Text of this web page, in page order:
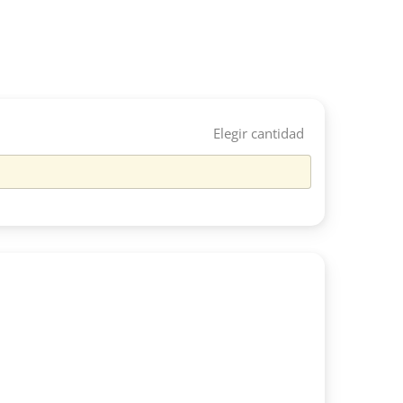
Elegir cantidad